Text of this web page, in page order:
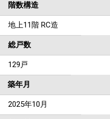
階数構造
地上11階 RC造
総戸数
129戸
築年月
2025年10月